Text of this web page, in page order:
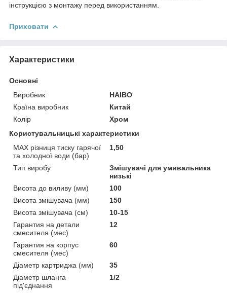
інструкцією з монтажу перед використанням.
Приховати
Характеристики
Основні
Виробник
HAIBO
Країна виробник
Китай
Колір
Хром
Користувальницькі характеристики
MAX різниця тиску гарячої
та холодної води (бар)
1,50
Тип виробу
Змішувачі для умивальника
низькі
Висота до виливу (мм)
100
Висота змішувача (мм)
150
Висота змішувача (см)
10-15
Гарантия на детали
смесителя (мес)
12
Гарантия на корпус
смесителя (мес)
60
Діаметр картриджа (мм)
35
Діаметр шланга
під'єднання
1/2